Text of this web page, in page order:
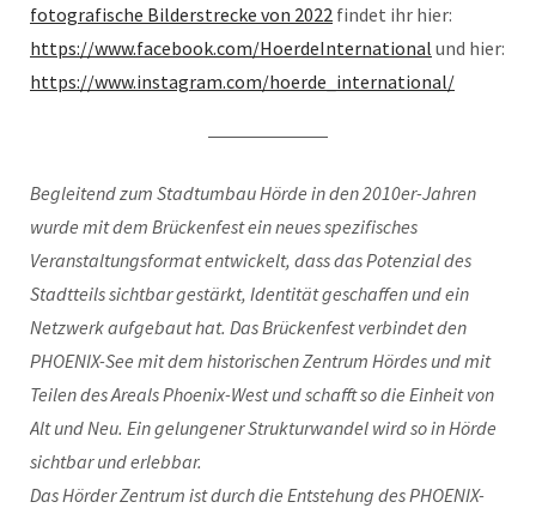
fotografische Bilderstrecke von 2022 findet ihr hier:
https://www.facebook.com/HoerdeInternational und hier:
https://www.instagram.com/hoerde_international/
Begleitend zum Stadtumbau Hörde in den 2010er-Jahren
wurde mit dem Brückenfest ein neues spezifisches
Veranstaltungsformat entwickelt, dass das Potenzial des
Stadtteils sichtbar gestärkt, Identität geschaffen und ein
Netzwerk aufgebaut hat. Das Brückenfest verbindet den
PHOENIX-See mit dem historischen Zentrum Hördes und mit
Teilen des Areals Phoenix-West und schafft so die Einheit von
Alt und Neu. Ein gelungener Strukturwandel wird so in Hörde
sichtbar und erlebbar.
Das Hörder Zentrum ist durch die Entstehung des PHOENIX-